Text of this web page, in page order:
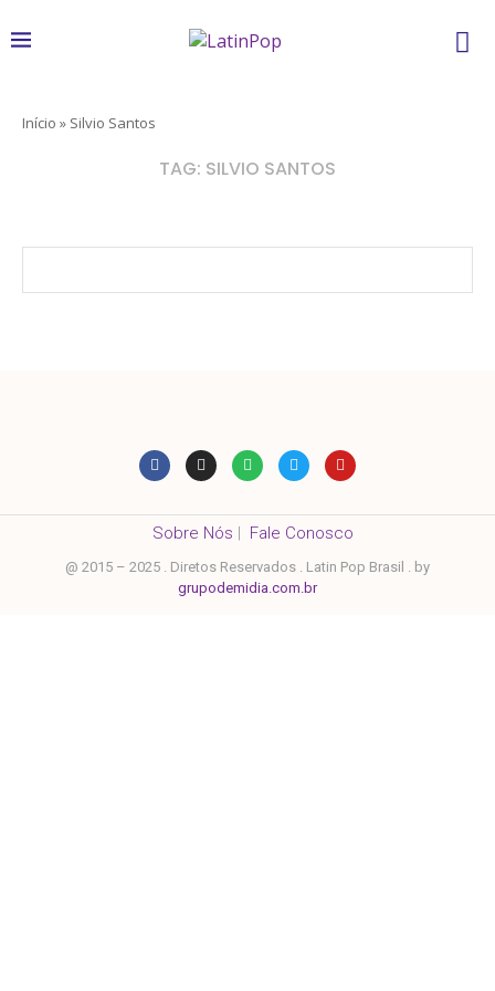
Início » Silvio Santos
TAG: SILVIO SANTOS
Sobre Nós | Fale Conosco
@ 2015 – 2025 . Diretos Reservados . Latin Pop Brasil . by
grupodemidia.com.br